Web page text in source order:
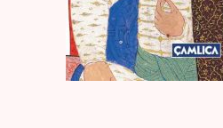
Tercüme Eserler
Süreli Yayınlar